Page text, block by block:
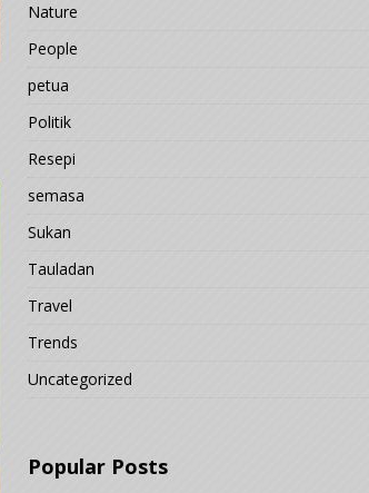
Nature
People
petua
Politik
Resepi
semasa
Sukan
Tauladan
Travel
Trends
Uncategorized
Popular Posts